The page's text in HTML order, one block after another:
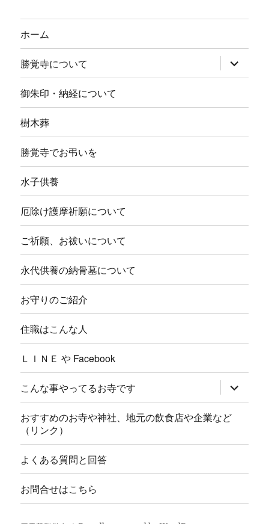
ホーム
勝覚寺について サ
ブ
メ
ー
開
御朱印・納経について
樹木葬
勝覚寺でお弔いを
水子供養
厄除け護摩祈願について
ご祈願、お祓いについて
永代供養の納骨墓について
お守りのご紹介
住職はこんな人
ＬＩＮＥ や Facebook
こんな事やってるお寺です サ
ブ
メ
ニ
ュ
を
おすすめのお寺や神社、地元の飲食店や企業など
（リンク）
よくある質問と回答
お問合せはこちら